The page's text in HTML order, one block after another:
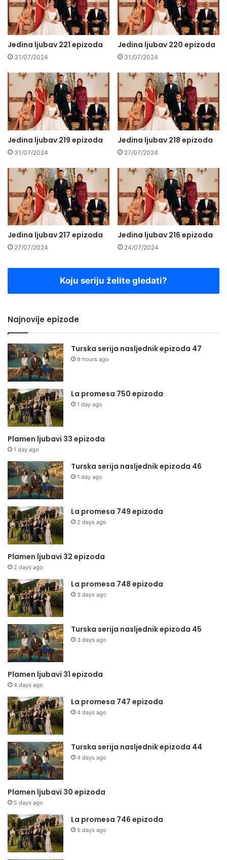
Jedina ljubav 221 epizoda
31/07/2024
Jedina ljubav 220 epizoda
31/07/2024
Jedina ljubav 219 epizoda
31/07/2024
Jedina ljubav 218 epizoda
27/07/2024
Jedina ljubav 217 epizoda
27/07/2024
Jedina ljubav 216 epizoda
24/07/2024
Koju seriju želite gledati?
Najnovije epizode
Turska serija nasljednik epizoda 47
9 hours ago
La promesa 750 epizoda
1 day ago
Plamen ljubavi 33 epizoda
1 day ago
Turska serija nasljednik epizoda 46
1 day ago
La promesa 749 epizoda
2 days ago
Plamen ljubavi 32 epizoda
2 days ago
La promesa 748 epizoda
3 days ago
Turska serija nasljednik epizoda 45
3 days ago
Plamen ljubavi 31 epizoda
4 days ago
La promesa 747 epizoda
4 days ago
Turska serija nasljednik epizoda 44
4 days ago
Plamen ljubavi 30 epizoda
5 days ago
La promesa 746 epizoda
5 days ago